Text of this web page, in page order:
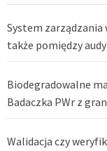
System zarządzania
także pomiędzy
Biodegradowalne
Badaczka PWr z
Walidacja czy